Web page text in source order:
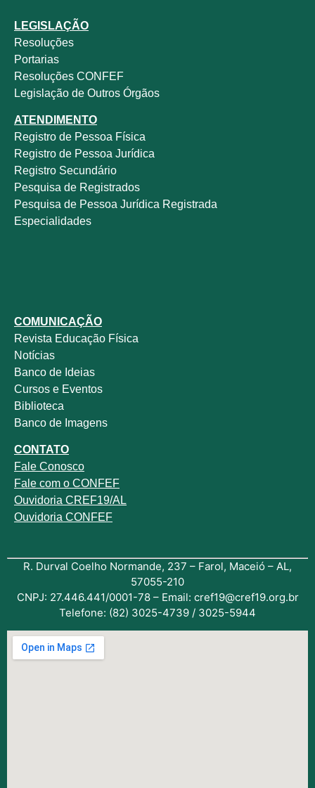
LEGISLAÇÃO
Resoluções
Portarias
Resoluções CONFEF
Legislação de Outros Órgãos
ATENDIMENTO
Registro de Pessoa Física
Registro de Pessoa Jurídica
Registro Secundário
Pesquisa de Registrados
Pesquisa de Pessoa Jurídica Registrada
Especialidades
COMUNICAÇÃO
Revista Educação Física
Notícias
Banco de Ideias
Cursos e Eventos
Biblioteca
Banco de Imagens
CONTATO
Fale Conosco
Fale com o CONFEF
Ouvidoria CREF19/AL
Ouvidoria CONFEF
R. Durval Coelho Normande, 237 – Farol, Maceió – AL,
57055-210
CNPJ: 27.446.441/0001-78 – Email: cref19@cref19.org.br
Telefone: (82) 3025-4739 / 3025-5944